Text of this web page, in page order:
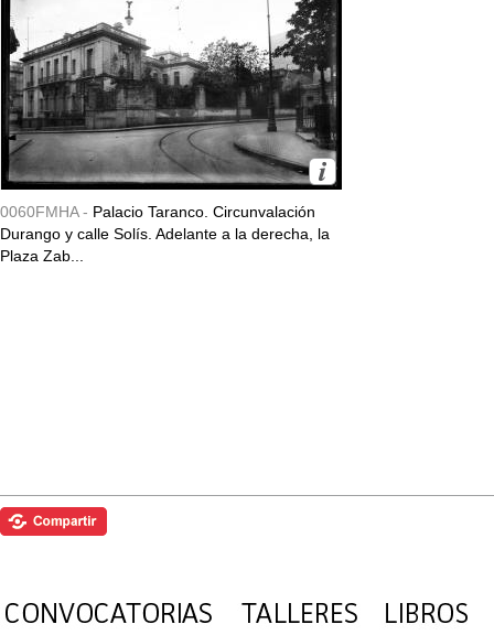
0060FMHA - Palacio Taranco. Circunvalación
Durango y calle Solís. Adelante a la derecha, la
Plaza Zab...